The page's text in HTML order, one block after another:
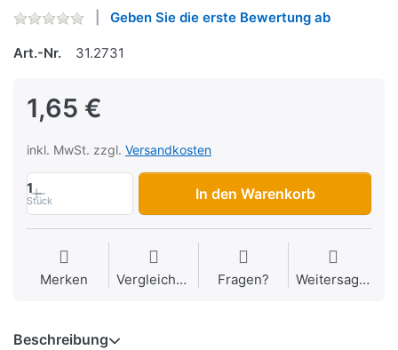
Geben Sie die erste Bewertung ab
Art.-Nr. 31.2731
1,65 €
inkl. MwSt. zzgl. Versandkosten
1
Stück In den Warenkorb
Merken Vergleichen Fragen? Weitersagen
Beschreibung